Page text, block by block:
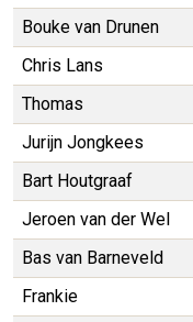
Bouke van Drunen
Chris Lans
Thomas
Jurijn Jongkees
Bart Houtgraaf
Jeroen van der Wel
Bas van Barneveld
Frankie